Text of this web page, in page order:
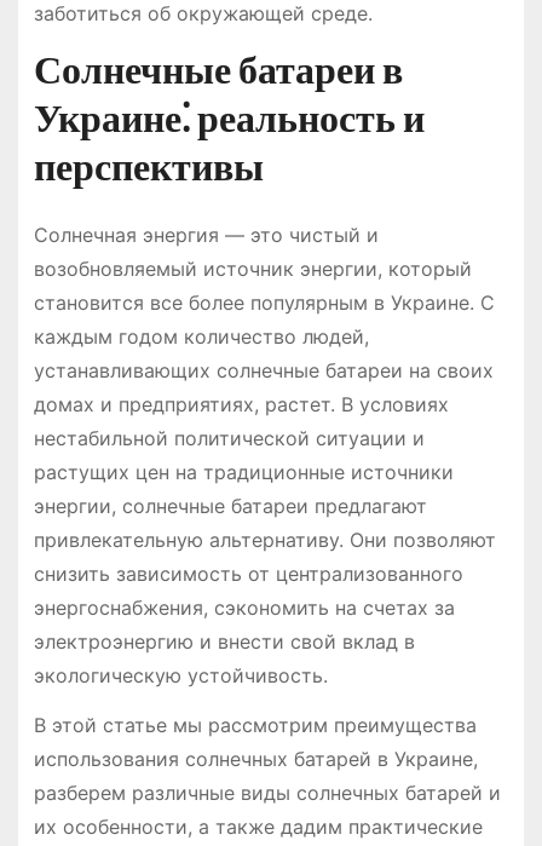
заботиться об окружающей среде.
Солнечные батареи в
Украине⁚ реальность и
перспективы
Солнечная энергия — это чистый и
возобновляемый источник энергии, который
становится все более популярным в Украине. С
каждым годом количество людей,
устанавливающих солнечные батареи на своих
домах и предприятиях, растет. В условиях
нестабильной политической ситуации и
растущих цен на традиционные источники
энергии, солнечные батареи предлагают
привлекательную альтернативу. Они позволяют
снизить зависимость от централизованного
энергоснабжения, сэкономить на счетах за
электроэнергию и внести свой вклад в
экологическую устойчивость.
В этой статье мы рассмотрим преимущества
использования солнечных батарей в Украине,
разберем различные виды солнечных батарей и
их особенности, а также дадим практические